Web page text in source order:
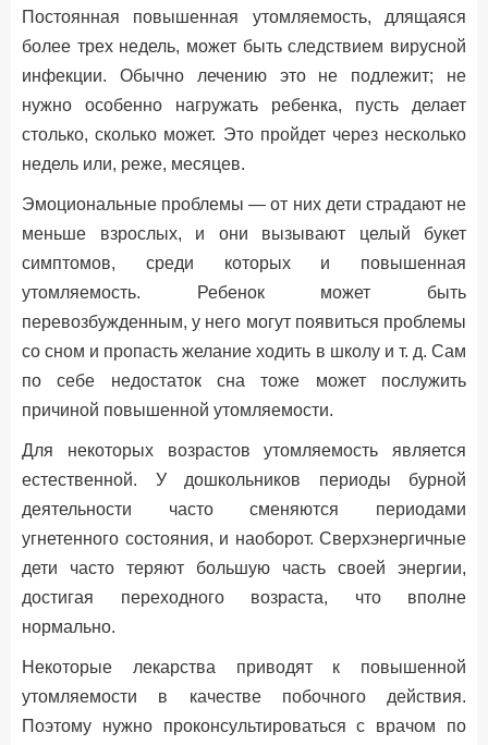
Постоянная повышенная утомляемость, длящаяся
более трех недель, может быть следствием вирусной
инфекции. Обычно лечению это не подлежит; не
нужно особенно нагружать ребенка, пусть делает
столько, сколько может. Это пройдет через несколько
недель или, реже, месяцев.
Эмоциональные проблемы — от них дети страдают не
меньше взрослых, и они вызывают целый букет
симптомов, среди которых и повышенная
утомляемость. Ребенок может быть
перевозбужденным, у него могут появиться проблемы
со сном и пропасть желание ходить в школу и т. д. Сам
по себе недостаток сна тоже может послужить
причиной повышенной утомляемости.
Для некоторых возрастов утомляемость является
естественной. У дошкольников периоды бурной
деятельности часто сменяются периодами
угнетенного состояния, и наоборот. Сверхэнергичные
дети часто теряют большую часть своей энергии,
достигая переходного возраста, что вполне
нормально.
Некоторые лекарства приводят к повышенной
утомляемости в качестве побочного действия.
Поэтому нужно проконсультироваться с врачом по